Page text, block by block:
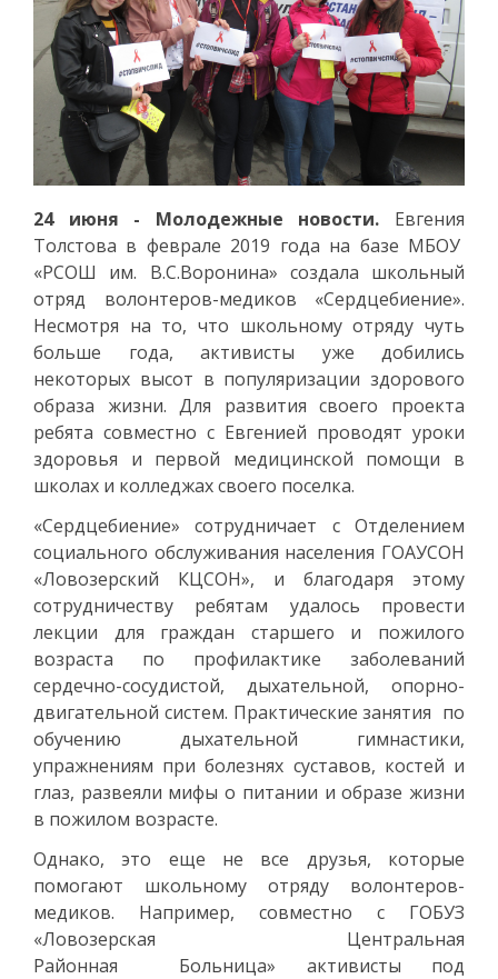
24 июня - Молодежные новости. Евгения
Толстова в феврале 2019 года на базе МБОУ
«РСОШ им. В.С.Воронина» создала школьный
отряд волонтеров-медиков «Сердцебиение».
Несмотря на то, что школьному отряду чуть
больше года, активисты уже добились
некоторых высот в популяризации здорового
образа жизни. Для развития своего проекта
ребята совместно с Евгенией проводят уроки
здоровья и первой медицинской помощи в
школах и колледжах своего поселка.
«Сердцебиение» сотрудничает с Отделением
социального обслуживания населения ГОАУСОН
«Ловозерский КЦСОН», и благодаря этому
сотрудничеству ребятам удалось провести
лекции для граждан старшего и пожилого
возраста по профилактике заболеваний
сердечно-сосудистой, дыхательной, опорно-
двигательной систем. Практические занятия по
обучению дыхательной гимнастики,
упражнениям при болезнях суставов, костей и
глаз, развеяли мифы о питании и образе жизни
в пожилом возрасте.
Однако, это еще не все друзья, которые
помогают школьному отряду волонтеров-
медиков. Например, совместно с ГОБУЗ
«Ловозерская Центральная
Районная Больница» активисты под